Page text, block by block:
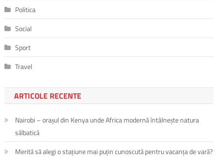
Politica
Social
Sport
Travel
ARTICOLE RECENTE
Nairobi – orașul din Kenya unde Africa modernă întâlnește natura
sălbatică
Merită să alegi o stațiune mai puțin cunoscută pentru vacanța de vară?